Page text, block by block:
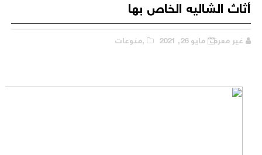
أثاث الشاليه الخاص بها
غير معرف مايو 26, 2021 ,منوعات